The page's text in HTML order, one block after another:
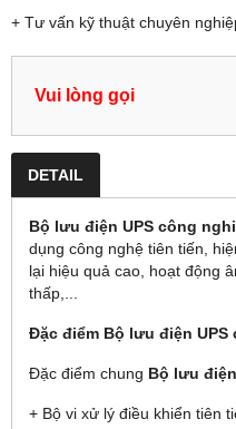
+ Tư vấn kỹ thuật chuyên
Vui lòng gọi
DETAIL
Bộ lưu điện UPS công
dụng công nghệ tiên tiến,
lại hiệu quả cao, hoạt động
thấp,...
Đặc điểm Bộ lưu điện UPS
Đặc điểm chung Bộ lưu
+ Bộ vi xử lý điều khiển tiên